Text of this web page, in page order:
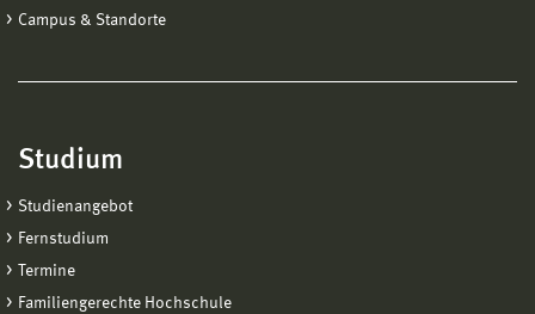
Campus & Standorte
Studium
Studienangebot
Fernstudium
Termine
Familiengerechte Hochschule